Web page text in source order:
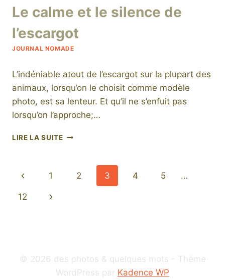
JOURNAL NOMADE
Le calme et le silence de
l’escargot
niro
L’indéniable atout de l’escargot sur la plupart des
animaux, lorsqu’on le choisit comme modèle
photo, est sa lenteur. Et qu’il ne s’enfuit pas
lorsqu’on l’approche;…
LIRE LA SUITELE
SILENCE
Navigation
de
Page
précédente
1 2 3 4 5 …
12
Page
© 2026 des photos & quelques mots - Thème
WordPress par Kadence WP